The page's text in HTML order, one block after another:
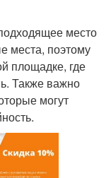
место
места, поэтому
площадке, где
Также важно
могут